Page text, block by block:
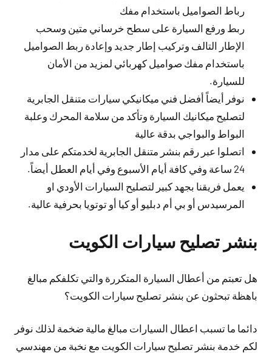
رباط الصواميل باستخدام مفك
ربط ورفع السيارة على سطح خرساني متين وسحب
الإطار التالف وتركيب إطار جديد وإعادة ربط الصواميل
باستخدام مفك صواميل كهربائي لمزيد من الأمان
للسيارة.
نوفر أيضاً أفضل فني ميكانيكي سيارات متنقل الجابرية
لتصليح ميكانيك السيارة وتأكد من سلامة المحرك وعلبة
البواط والبواجي بدقة عالية
اتصلوا عبر رقم بنشر متنقل الجابرية لخدمتكم على مدار
24 ساعة وفي كافة أيام الأسبوع وفي أيام العطل أيضاً.
يعمل فريقنا بجهد كبير لتصليح السيارات الأودي او
المرسيدس أو بي أم دبليو أو كيا أو توتويا بحرفية عالية.
بنشر تصليح سيارات الكويت
هل تعبتم من أعطال السيارة المتكررة والتي تكلفكم مبالغ
باهظة تبحثون عن بنشر تصليح سيارات الكويت؟
دائما ما تسبب اعطال السيارات مبالغ مالية ضخمة لذلك نوفر
لكم خدمة بنشر تصليح سيارات الكويت مع نخبة من مهندسي